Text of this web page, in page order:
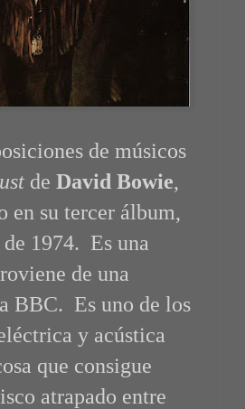
de músicos
de David Bowie,
en su tercer álbum,
de 1974. Es una
de una
BBC. Es uno de los
y acústica
que consigue
atrapado entre